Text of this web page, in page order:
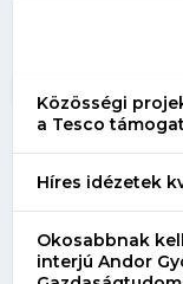
Közösségi
a Tesco
Híres idézetek
Okosabbnak
interjú Andor